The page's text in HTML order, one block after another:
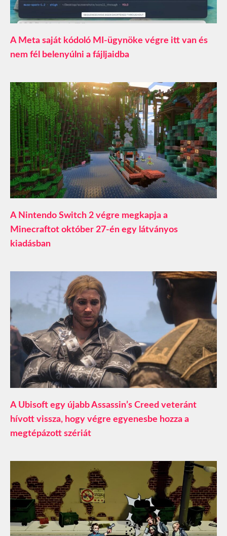
A Meta saját kódoló MI-ügynöke végre itt van és
nem fél belenyúlni a fájljaidba
A Nintendo Switch 2 végre megkapja a
Minecraftot október 27-én egy látványos
kiadásban
A Ubisoft egy újabb Assassin’s Creed veteránt
hívott vissza, hogy végre egyenesbe hozza a
megtépázott szériát